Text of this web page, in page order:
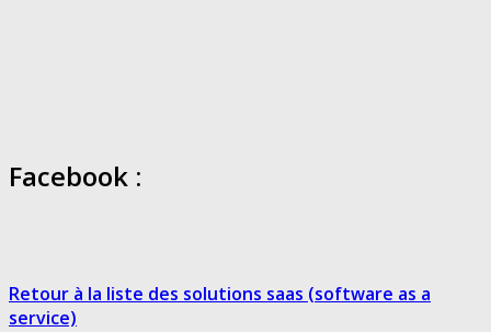
Facebook :
Retour à la liste des solutions saas (software as a
service)